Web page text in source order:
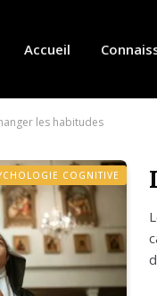
Accueil
les habitudes
COGNITIVE